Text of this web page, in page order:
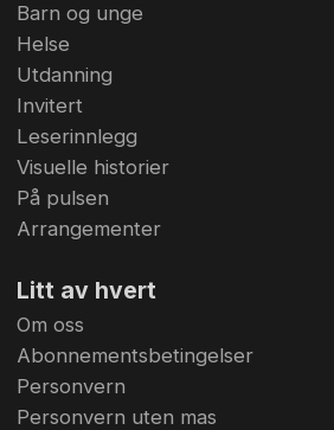
Barn og unge
Helse
Utdanning
Invitert
Leserinnlegg
Visuelle historier
På pulsen
Arrangementer
Litt av hvert
Om oss
Abonnementsbetingelser
Personvern
Personvern uten mas